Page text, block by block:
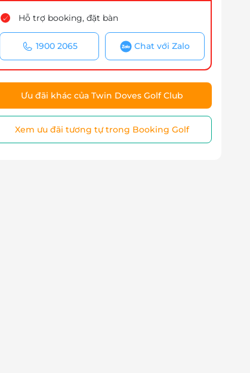
Hỗ trợ booking, đặt bàn
1900 2065 Chat với Zalo
Ưu đãi khác của Twin Doves Golf Club
Xem ưu đãi tương tự trong Booking Golf